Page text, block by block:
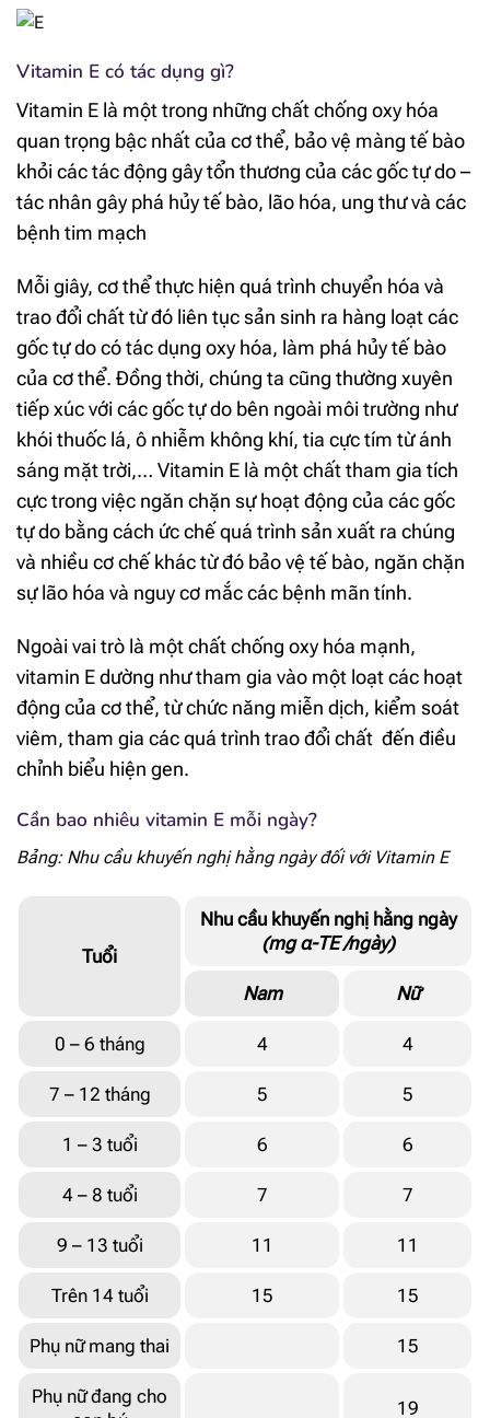
Vitamin E có tác dụng gì?
Vitamin E là một trong những chất chống oxy hóa
quan trọng bậc nhất của cơ thể, bảo vệ màng tế bào
khỏi các tác động gây tổn thương của các gốc tự do –
tác nhân gây phá hủy tế bào, lão hóa, ung thư và các
bệnh tim mạch
Mỗi giây, cơ thể thực hiện quá trình chuyển hóa và
trao đổi chất từ đó liên tục sản sinh ra hàng loạt các
gốc tự do có tác dụng oxy hóa, làm phá hủy tế bào
của cơ thể. Đồng thời, chúng ta cũng thường xuyên
tiếp xúc với các gốc tự do bên ngoài môi trường như
khói thuốc lá, ô nhiễm không khí, tia cực tím từ ánh
sáng mặt trời,… Vitamin E là một chất tham gia tích
cực trong việc ngăn chặn sự hoạt động của các gốc
tự do bằng cách ức chế quá trình sản xuất ra chúng
và nhiều cơ chế khác từ đó bảo vệ tế bào, ngăn chặn
sự lão hóa và nguy cơ mắc các bệnh mãn tính.
Ngoài vai trò là một chất chống oxy hóa mạnh,
vitamin E dường như tham gia vào một loạt các hoạt
động của cơ thể, từ chức năng miễn dịch, kiểm soát
viêm, tham gia các quá trình trao đổi chất đến điều
chỉnh biểu hiện gen.
Cần bao nhiêu vitamin E mỗi ngày?
Bảng: Nhu cầu khuyến nghị hằng ngày đối với Vitamin E
Tuổi
Nhu cầu khuyến nghị hằng ngày
(mg α-TE /ngày)
Nam Nữ
0 – 6 tháng 4 4
7 – 12 tháng 5 5
1 – 3 tuổi 6 6
4 – 8 tuổi 7 7
9 – 13 tuổi 11 11
Trên 14 tuổi 15 15
Phụ nữ mang thai 15
Phụ nữ đang cho
19